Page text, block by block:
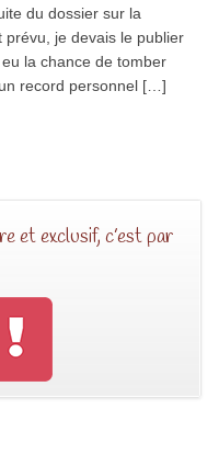
du dossier sur la
prévu, je devais le publier
la chance de tomber
record personnel […]
et exclusif, c’est par